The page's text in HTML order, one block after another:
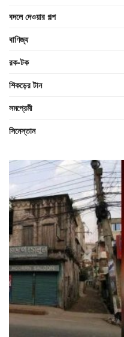
বদলে দেওয়ার গল্প
বাণিজ্য
রক-টক
শিকড়ের টান
সমপ্রেমী
সিনেস্তান